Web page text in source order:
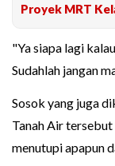
Proyek MRT
"Ya siapa lagi
Sudahlah jangan
Sosok yang juga
Tanah Air
menutupi apapun